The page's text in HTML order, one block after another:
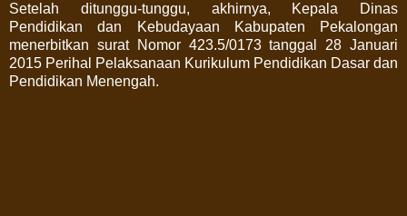
Setelah ditunggu-tunggu, akhirnya, Kepala Dinas
Pendidikan dan Kebudayaan Kabupaten Pekalongan
menerbitkan surat Nomor 423.5/0173 tanggal 28 Januari
2015 Perihal Pelaksanaan Kurikulum Pendidikan Dasar dan
Pendidikan Menengah.